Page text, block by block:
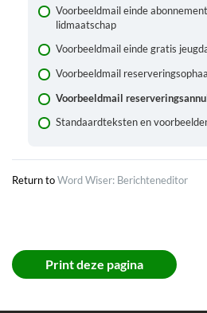
Hoe kan ik de tekst van brieven
minderjarige klanten?
Kan ik de berichteneditor ook op
uitproberen?
Kan ik de teksten al op voorhand
Ik heb in de editor aanpassingen
Voorbeeldmail einde
lidmaatschap
Voorbeeldmail einde gratis
Voorbeeldmail
Voorbeeldmail
Standaardteksten en
Return toWord Wiser: Berichteneditor
Print deze pagina